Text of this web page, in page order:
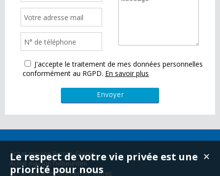
J'accepte le traitement de mes données personnelles
conformément au RGPD. En savoir plus
Achat maison Perros-Guirec
Achat maison Trébeurden
Achat appartement Perros-Guirec
✕
Le respect de votre vie privée est une
priorité pour nous